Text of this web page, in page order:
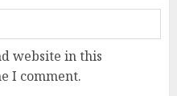
website in this
I comment.